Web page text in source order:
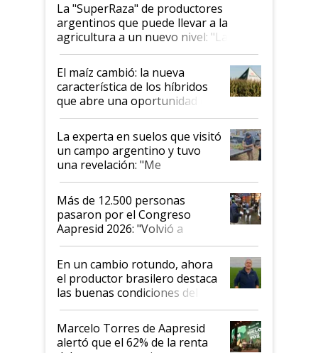
La "SuperRaza" de productores
argentinos que puede llevar a la
agricultura a un nuevo nivel: "Las
posibilidades de crecimiento son
infinitas"
El maíz cambió: la nueva
característica de los híbridos
que abre una oportunidad en
el lote
La experta en suelos que visitó
un campo argentino y tuvo
una revelación: "Me
impresionó mucho"
Más de 12.500 personas
pasaron por el Congreso
Aapresid 2026: "Volvió a
demostrar que hablar del
suelo es hablar de todo el
sistema productivo"
En un cambio rotundo, ahora
el productor brasilero destaca
las buenas condiciones del
agro argentino para invertir:
"Los veo más motivados"
Marcelo Torres de Aapresid
alertó que el 62% de la renta